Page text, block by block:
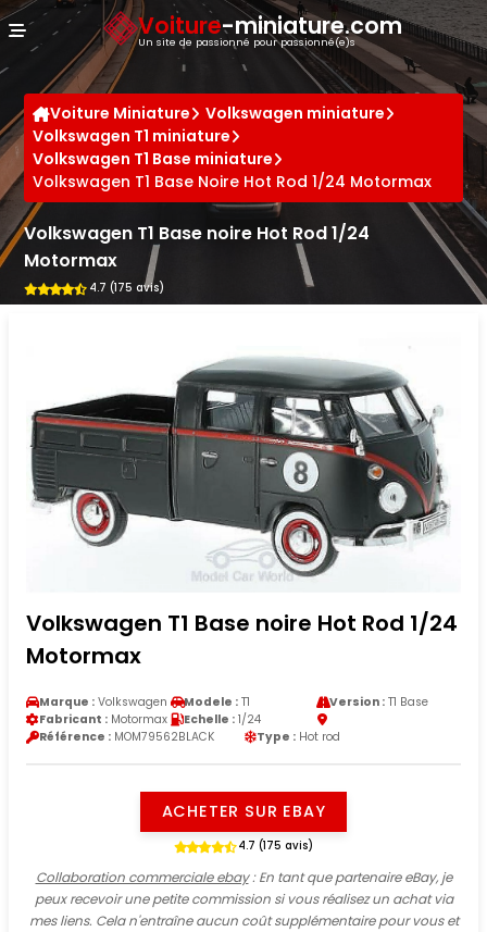
Voiture-miniature.com
Un site de passionné pour passionné(e)s
Voiture Miniature
Volkswagen miniature
Volkswagen T1 miniature
Volkswagen T1 Base miniature
Volkswagen T1 Base Noire Hot Rod 1/24 Motormax
Volkswagen T1 Base noire Hot Rod 1/24
Motormax
4.7 (175 avis)
Volkswagen T1 Base noire Hot Rod 1/24
Motormax
Marque : Volkswagen Modele : T1 Version :T1 Base
Fabricant : Motormax Echelle : 1/24
Référence : MOM79562BLACK Type : Hot rod
ACHETER SUR EBAY
4.7 (175 avis)
Collaboration commerciale ebay: En tant que partenaire eBay, je
peux recevoir une petite commission si vous réalisez un achat via
mes liens. Cela n'entraîne aucun coût supplémentaire pour vous et
Panneau de gestion des cookies